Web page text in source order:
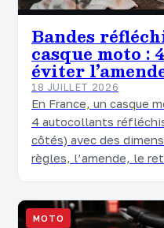
Bandes
casque moto :
éviter
18 JUILLET 2026
En France, un casque
4 autocollants
côtés) avec des
règles, l’amende, le
MOTO